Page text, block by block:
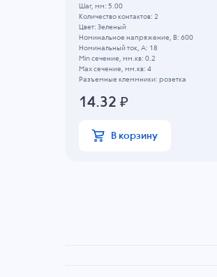
Шаг, мм: 5.00
Количество контактов: 2
Цвет: Зеленый
Номинальное напряжение, B: 600
Номинальный ток, А: 18
Min сечение, мм.кв: 0.2
Max сечение, мм.кв: 4
Разъемные клеммники: розетка
14.32 ₽
В корзину